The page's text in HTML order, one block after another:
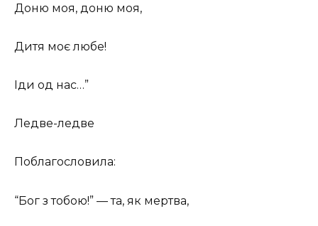
Доню моя, доню моя,
Дитя моє любе!
Іди од нас…”
Ледве-ледве
Поблагословила:
“Бог з тобою!” — та, як мертва,